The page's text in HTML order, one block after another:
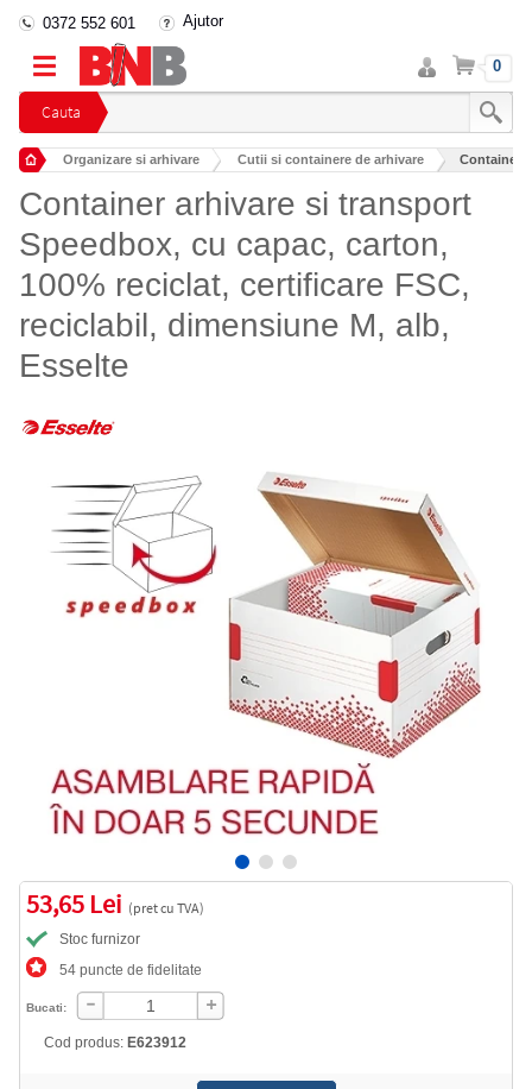
Cauta
0372 552 601 Ajutor
Intra
in
cont
Cos 0
Organizare si arhivare Cutii si containere de arhivare Container
Container arhivare si transport
Speedbox, cu capac, carton,
100% reciclat, certificare FSC,
reciclabil, dimensiune M, alb,
Esselte
53,65 Lei (pret cu TVA)
Stoc furnizor
54 puncte de fidelitate
Bucati:
Cod produs: E623912